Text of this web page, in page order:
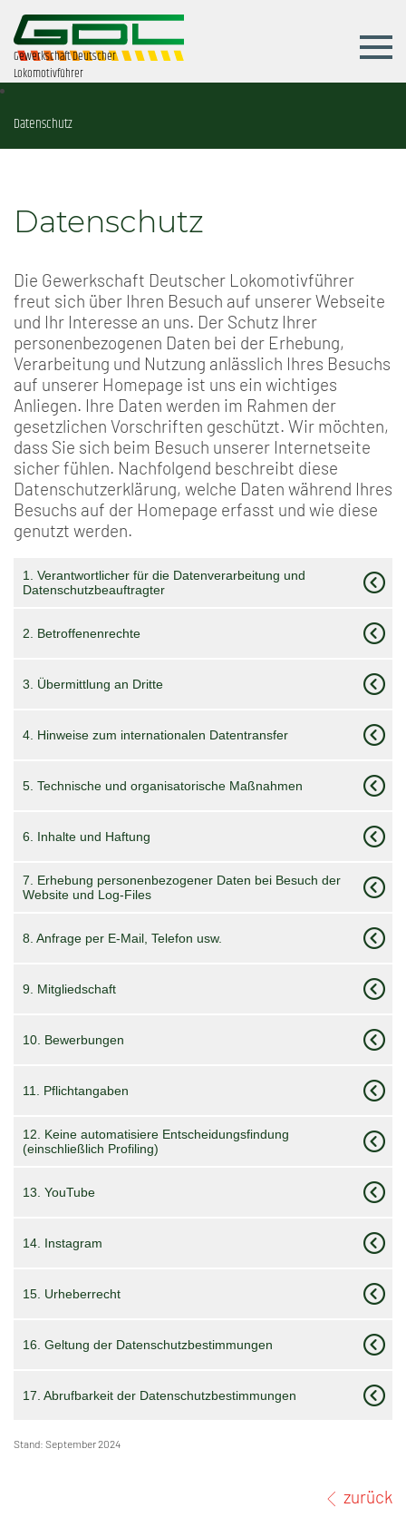
Gewerkschaft Deutscher
Lokomotivführer
Datenschutz
Datenschutz
Die Gewerkschaft Deutscher Lokomotivführer
freut sich über Ihren Besuch auf unserer Webseite
und Ihr Interesse an uns. Der Schutz Ihrer
personenbezogenen Daten bei der Erhebung,
Verarbeitung und Nutzung anlässlich Ihres Besuchs
auf unserer Homepage ist uns ein wichtiges
Anliegen. Ihre Daten werden im Rahmen der
gesetzlichen Vorschriften geschützt. Wir möchten,
dass Sie sich beim Besuch unserer Internetseite
sicher fühlen. Nachfolgend beschreibt diese
Datenschutzerklärung, welche Daten während Ihres
Besuchs auf der Homepage erfasst und wie diese
genutzt werden.
1. Verantwortlicher für die Datenverarbeitung und
Datenschutzbeauftragter
2. Betroffenenrechte
3. Übermittlung an Dritte
4. Hinweise zum internationalen Datentransfer
5. Technische und organisatorische Maßnahmen
6. Inhalte und Haftung
7. Erhebung personenbezogener Daten bei Besuch der
Website und Log-Files
8. Anfrage per E-Mail, Telefon usw.
9. Mitgliedschaft
10. Bewerbungen
11. Pflichtangaben
12. Keine automatisiere Entscheidungsfindung
(einschließlich Profiling)
13. YouTube
14. Instagram
15. Urheberrecht
16. Geltung der Datenschutzbestimmungen
17. Abrufbarkeit der Datenschutzbestimmungen
Stand: September 2024
zurück